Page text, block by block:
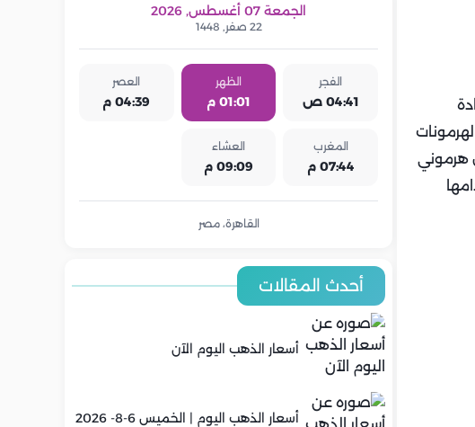
هرموني
الجمعة 07 أغسطس, 2026
22 صفر, 1448
الفجر
04:41 ص
الظهر
01:01 م
العصر
04:39 م
المغرب
07:44 م
العشاء
09:09 م
القاهرة، مصر
أحدث المقالات
أسعار الذهب اليوم الآن
أسعار الذهب اليوم | الخميس 6-8- 2026